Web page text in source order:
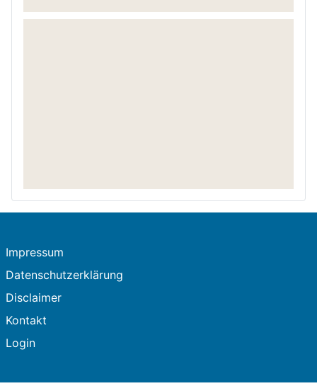
Impressum
Datenschutzerklärung
Disclaimer
Kontakt
Login